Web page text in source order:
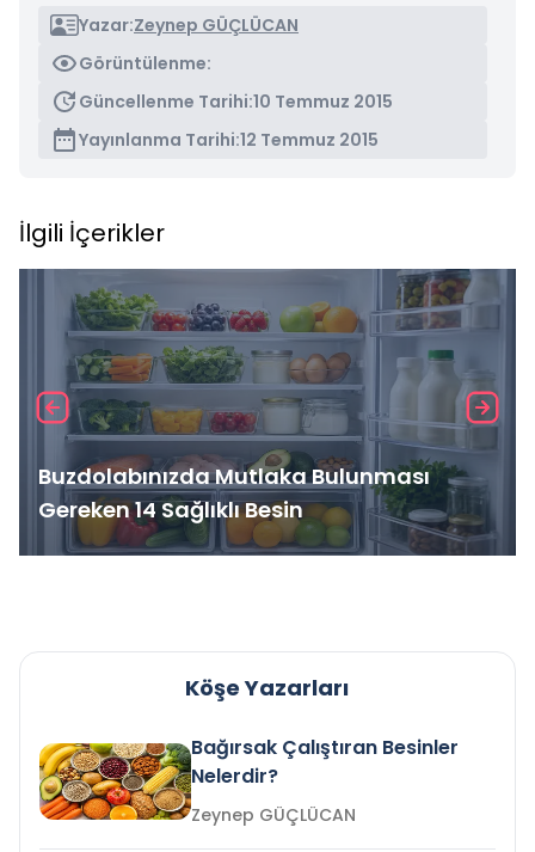
Yazar:Zeynep GÜÇLÜCAN
Görüntülenme:
Güncellenme Tarihi:10 Temmuz 2015
Yayınlanma Tarihi:12 Temmuz 2015
İlgili İçerikler
Buzdolabınızda Mutlaka Bulunması
Gereken 14 Sağlıklı Besin
Köşe Yazarları
Bağırsak Çalıştıran Besinler
Nelerdir?
Zeynep GÜÇLÜCAN